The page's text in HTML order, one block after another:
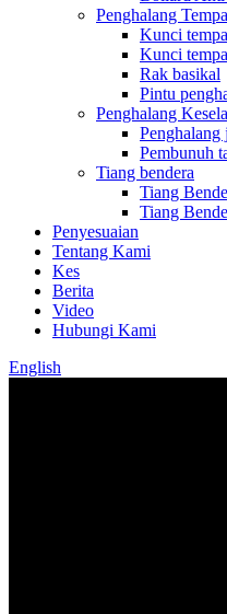
Penghalang
Kunci
Kunci
Rak basikal
Pintu
Penghalang
Penghalang
Pembunuh
Tiang bendera
Tiang
Tiang
Penyesuaian
Tentang Kami
Kes
Berita
Video
Hubungi Kami
English